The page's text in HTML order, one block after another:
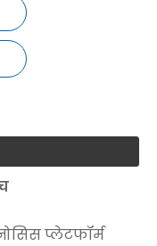
प्लेटफॉर्म